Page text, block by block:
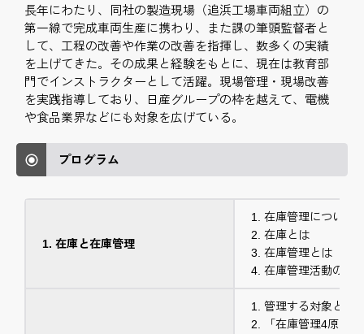
長年にわたり、同社の製造現場（追浜工場車両組立）の
第一線で完成車両生産に携わり、また課の筆頭監督者と
して、工程の改善や作業の改善を指揮し、数多くの実績
を上げてきた。その成果と経験をもとに、現在は教育部
門でインストラクターとして活躍。現場管理・現場改善
を実践指導しており、日産グループの枠を越えて、電機
や食品業界などにも対象を広げている。
プログラム
在庫と在庫管理
在庫管理について
在庫とは
在庫管理とは
在庫管理活動の四
管理する対象とそ
「在庫管理4原則